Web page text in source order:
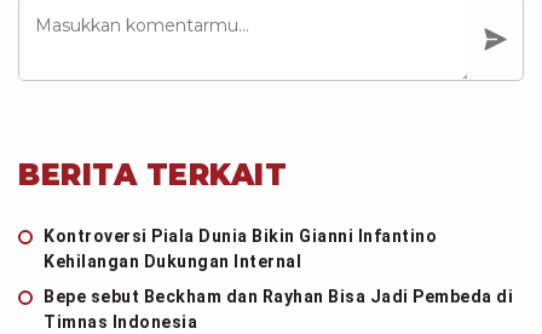
BERITA TERKAIT
Kontroversi Piala Dunia Bikin Gianni Infantino
Kehilangan Dukungan Internal
Bepe sebut Beckham dan Rayhan Bisa Jadi Pembeda di
Timnas Indonesia